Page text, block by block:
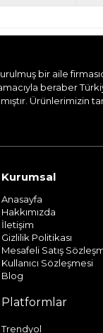
bir aile
beraber
Ürünlerimizin
Kurumsal
Anasayfa
Hakkımızda
İletişim
Gizlilik Politikası
Mesafeli Satış
Kullanıcı Sözleşmesi
Blog
Platformlar
Trendyol